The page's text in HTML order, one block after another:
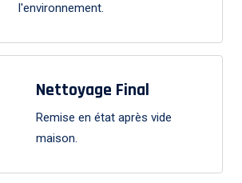
l'environnement.
Nettoyage Final
Remise en état après vide
maison.